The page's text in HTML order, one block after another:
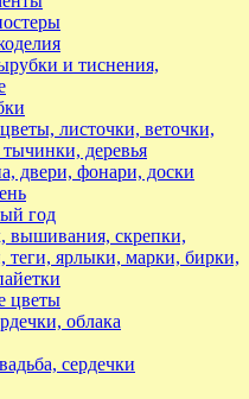
и тиснения,
листочки, веточки,
деревья
двери, фонари, доски
год
вышивания, скрепки,
теги, ярлыки, марки, бирки,
цветы
облака
сердечки